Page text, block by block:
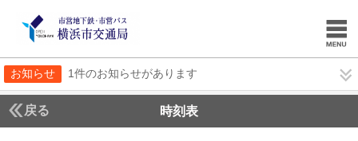
お知らせ 1件のお知らせがあります
戻る 時刻表